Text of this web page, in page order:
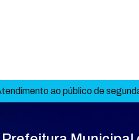
ao público de